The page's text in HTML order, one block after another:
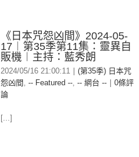
《日本咒怨凶間》2024-05-
17︱第35季第11集：靈異自
販機︱主持：藍秀朗
2024/05/16 21:00:11
(第35季) 日本咒
怨凶間 , -- Featured --, -- 網台 --
0條評
論
[...]